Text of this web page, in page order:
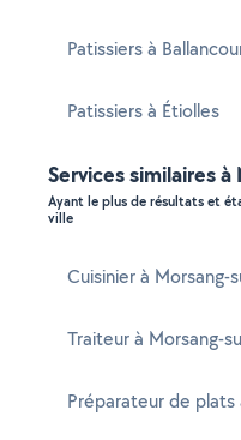
Patissiers à
Patissiers à Étiolles
Services similaires
Ayant le plus de résultats et
ville
Cuisinier à Morsang-
Traiteur à Morsang-
Préparateur de plats